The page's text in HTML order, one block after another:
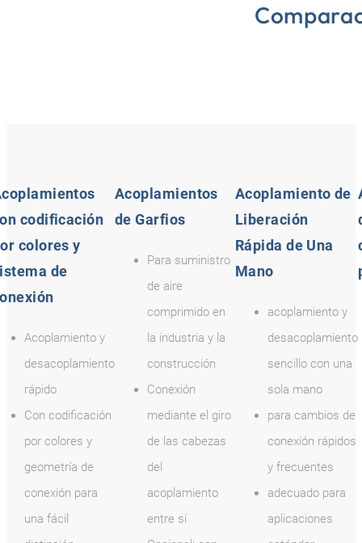
codificación
colores y
de
Acoplamiento y
desacoplamiento
rápido
Con codificación
por colores y
geometría de
conexión para
una fácil
Acoplamientos
de Garfios
Para suministro
de aire
comprimido en
la industria y la
construcción
Conexión
mediante el giro
de las cabezas
del
acoplamiento
entre sí
Acoplamiento de
Liberación
Rápida de Una
Mano
acoplamiento y
desacoplamiento
sencillo con una
sola mano
para cambios de
conexión rápidos
y frecuentes
adecuado para
aplicaciones